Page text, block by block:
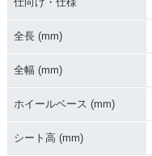
全長 (mm)
全幅 (mm)
ホイールベース (mm)
シート高 (mm)